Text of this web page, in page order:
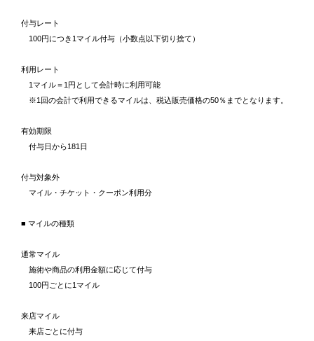
付与レート
100円につき1マイル付与（小数点以下切り捨て）
利用レート
1マイル＝1円として会計時に利用可能
※1回の会計で利用できるマイルは、税込販売価格の50％までとなります。
有効期限
付与日から181日
付与対象外
マイル・チケット・クーポン利用分
■ マイルの種類
通常マイル
施術や商品の利用金額に応じて付与
100円ごとに1マイル
来店マイル
来店ごとに付与